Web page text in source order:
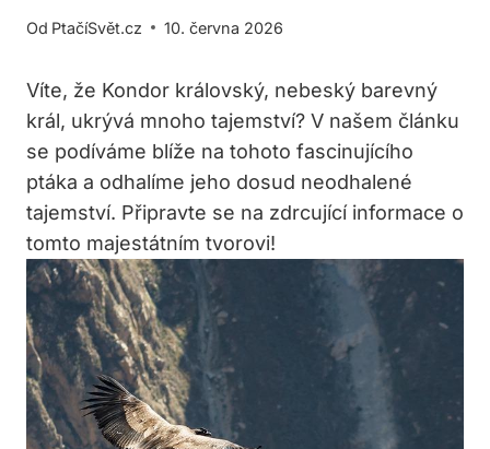
Od PtačíSvět.cz 10. června 2026
Víte, že Kondor královský, nebeský barevný
král, ukrývá mnoho tajemství? V našem článku
se podíváme blíže na tohoto fascinujícího
ptáka a odhalíme jeho dosud neodhalené
tajemství. Připravte se na zdrcující informace o
tomto majestátním tvorovi!